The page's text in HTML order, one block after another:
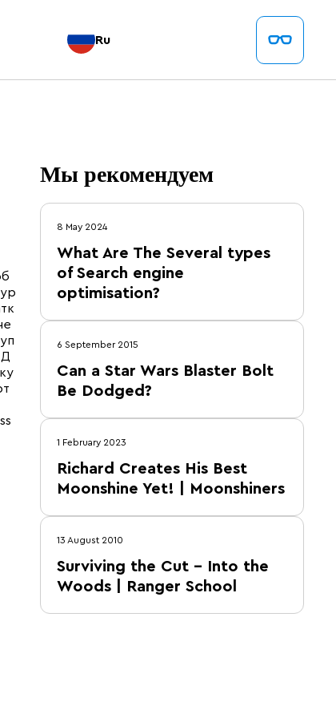
Ru
Д
Мы рекомендуем
8 May 2024
What Are The Several types
of Search engine
optimisation?
6 September 2015
Can a Star Wars Blaster Bolt
Be Dodged?
1 February 2023
Richard Creates His Best
Moonshine Yet! | Moonshiners
13 August 2010
Surviving the Cut – Into the
Woods | Ranger School